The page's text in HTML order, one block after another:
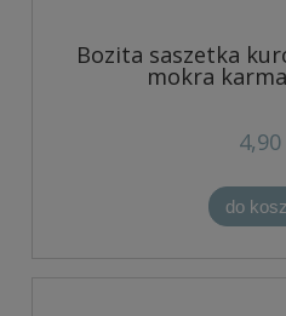
Bozita saszetka
mokra
4,90
do